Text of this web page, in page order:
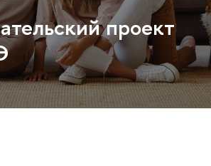
проект